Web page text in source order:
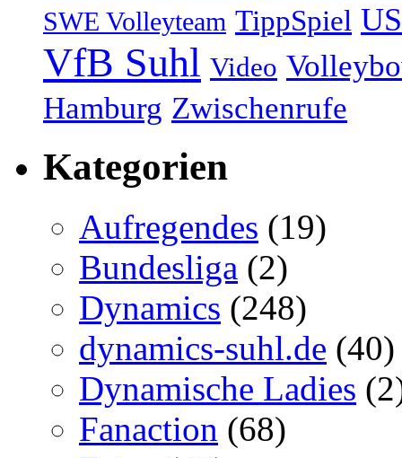
SWE Volleyteam TippSpiel
VfB Suhl Video
Hamburg Zwischenrufe
Kategorien
Aufregendes (19)
Bundesliga (2)
Dynamics (248)
dynamics-suhl.de (40)
Dynamische Ladies
Fanaction (68)